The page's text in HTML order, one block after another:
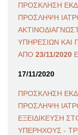
ΠΡΟΣΚΛΗΣΗ
ΠΡΟΣΛΗΨΗ
ΥΠΗΡΕΣΙΩΝ ΚΑΙ
ΑΠΟ 23/11/2020
17/11/2020
ΠΡΟΣΚΛΗΣΗ
ΠΡΟΣΛΗΨΗ
ΕΞΕΙΔΙΚΕΥΣΗ
ΥΠΕΡΗΧΟΥΣ -